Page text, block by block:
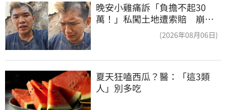
晚安小雞痛訴「負擔不起30
萬！」私闖土地遭索賠 崩
潰：不接受漫天要價(2026年08月06日)
夏天狂嗑西瓜？醫：「這3類
人」別多吃